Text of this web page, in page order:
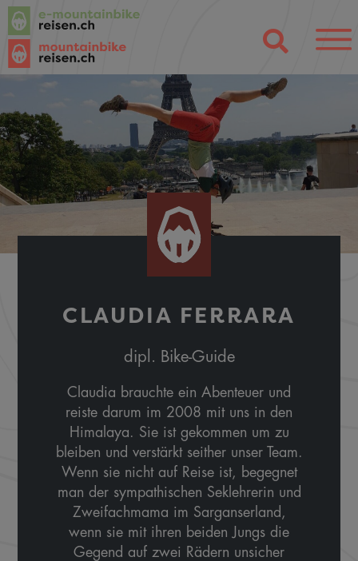
CLAUDIA FERRARA
dipl. Bike-Guide
Claudia brauchte ein Abenteuer und
reiste darum im 2008 mit uns in den
Himalaya. Sie ist gekommen um zu
bleiben und verstärkt seither unser Team.
Wenn sie nicht auf Reise ist, begegnet
man der sympathischen Seklehrerin und
Zweifachmama im Sarganserland,
wenn sie mit ihren beiden Jungs die
Gegend auf zwei Rädern unsicher